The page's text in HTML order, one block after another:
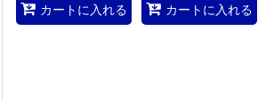
カートに入れる カートに入れる